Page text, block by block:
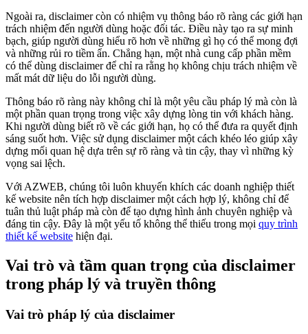
Ngoài ra, disclaimer còn có nhiệm vụ thông báo rõ ràng các giới hạn
trách nhiệm đến người dùng hoặc đối tác. Điều này tạo ra sự minh
bạch, giúp người dùng hiểu rõ hơn về những gì họ có thể mong đợi
và những rủi ro tiềm ẩn. Chẳng hạn, một nhà cung cấp phần mềm
có thể dùng disclaimer để chỉ ra rằng họ không chịu trách nhiệm về
mất mát dữ liệu do lỗi người dùng.
Thông báo rõ ràng này không chỉ là một yêu cầu pháp lý mà còn là
một phần quan trọng trong việc xây dựng lòng tin với khách hàng.
Khi người dùng biết rõ về các giới hạn, họ có thể đưa ra quyết định
sáng suốt hơn. Việc sử dụng disclaimer một cách khéo léo giúp xây
dựng mối quan hệ dựa trên sự rõ ràng và tin cậy, thay vì những kỳ
vọng sai lệch.
Với AZWEB, chúng tôi luôn khuyến khích các doanh nghiệp thiết
kế website nên tích hợp disclaimer một cách hợp lý, không chỉ để
tuân thủ luật pháp mà còn để tạo dựng hình ảnh chuyên nghiệp và
đáng tin cậy. Đây là một yếu tố không thể thiếu trong mọi quy trình
thiết kế website hiện đại.
Vai trò và tầm quan trọng của disclaimer
trong pháp lý và truyền thông
Vai trò pháp lý của disclaimer